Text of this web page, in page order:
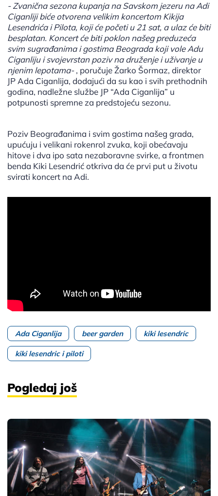
- Zvanična sezona kupanja na Savskom jezeru na Adi
Ciganliji biće otvorena velikim koncertom Kikija
Lesendrića i Pilota, koji će početi u 21 sat, a ulaz će biti
besplatan. Koncert će biti poklon našeg preduzeća
svim sugrađanima i gostima Beograda koji vole Adu
Ciganliju i svojevrstan poziv na druženje i uživanje u
njenim lepotama-, poručuje Žarko Šormaz, direktor
JP Ada Ciganlija, dodajući da su kao i svih prethodnih
godina, nadležne službe JP “Ada Ciganlija” u
potpunosti spremne za predstojeću sezonu.
Poziv Beograđanima i svim gostima našeg grada,
upućuju i velikani rokenrol zvuka, koji obećavaju
hitove i dva ipo sata nezaboravne svirke, a frontmen
benda Kiki Lesendrić otkriva da će prvi put u životu
svirati koncert na Adi.
Ada Ciganlija beer garden kiki lesendric
kiki lesendric i piloti
Pogledaj još